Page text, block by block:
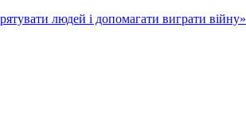
людей і допомагати виграти війну»